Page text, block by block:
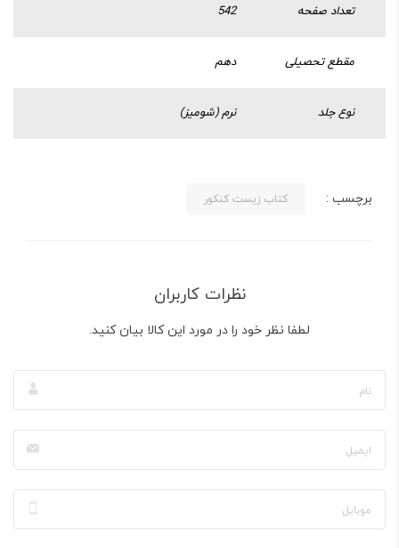
تعداد صفحه 542
مقطع تحصیلی دهم
نوع جلد نرم (شومیز)
برچسب : کتاب زیست کنکور
نظرات کاربران
لطفا نظر خود را در مورد این کالا بیان کنید.